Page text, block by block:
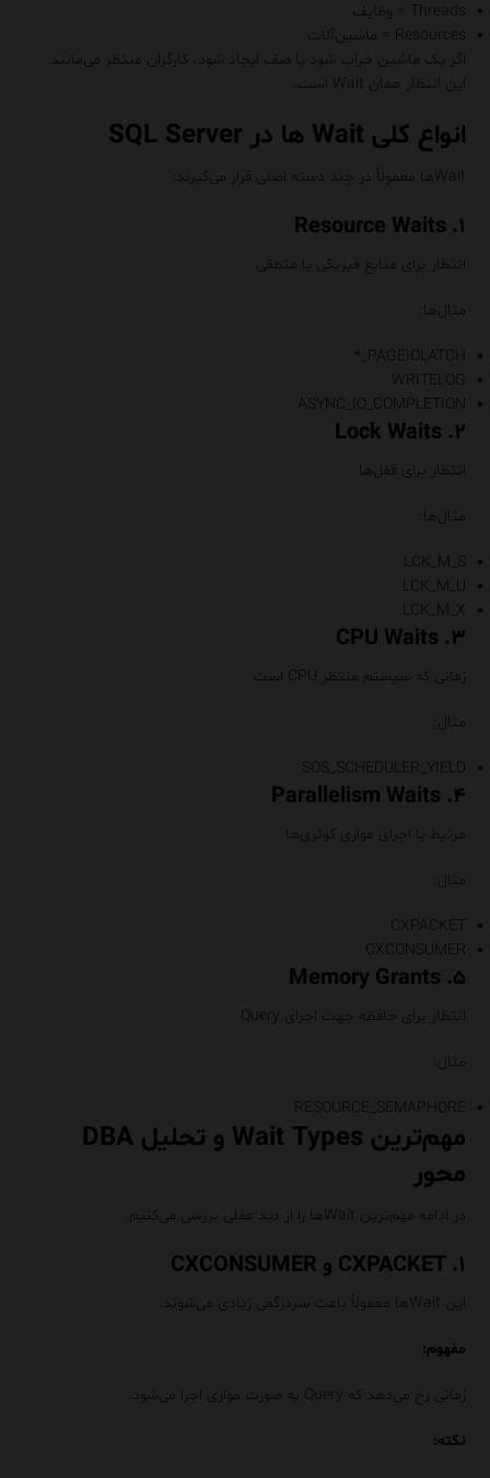
Threads = وظایف
Resources = ماشین‌آلات
اگر یک ماشین خراب شود یا صف ایجاد شود، کارگران منتظر می‌مانند.
این انتظار همان Wait است.
انواع کلی Wait ها در SQL Server
Waitها معمولاً در چند دسته اصلی قرار می‌گیرند:
۱. Resource Waits
انتظار برای منابع فیزیکی یا منطقی
مثال‌ها:
PAGEIOLATCH_*
WRITELOG
ASYNC_IO_COMPLETION
۲. Lock Waits
انتظار برای قفل‌ها
مثال‌ها:
LCK_M_S
LCK_M_U
LCK_M_X
۳. CPU Waits
زمانی که سیستم منتظر CPU است
مثال:
SOS_SCHEDULER_YIELD
۴. Parallelism Waits
مرتبط با اجرای موازی کوئری‌ها
مثال:
CXPACKET
CXCONSUMER
۵. Memory Grants
انتظار برای حافظه جهت اجرای Query
مثال:
RESOURCE_SEMAPHORE
مهم‌ترین Wait Types و تحلیل DBA
محور
در ادامه مهم‌ترین Waitها را از دید عملی بررسی می‌کنیم.
۱. CXPACKET و CXCONSUMER
این Waitها معمولاً باعث سردرگمی زیادی می‌شوند.
مفهوم:
زمانی رخ می‌دهد که Query به صورت موازی اجرا می‌شود.
نکته: